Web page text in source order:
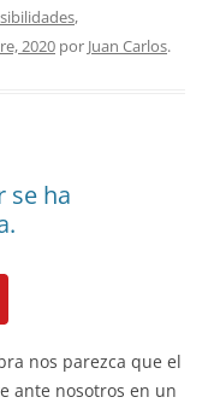
,
2020 por Juan Carlos.
se ha
nos parezca que el
ante nosotros en un